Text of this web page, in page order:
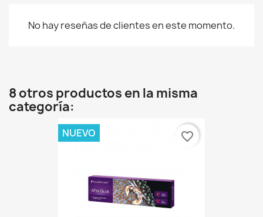
No hay reseñas de clientes en este momento.
8 otros productos en la misma
categoría:
NUEVO favorite_border